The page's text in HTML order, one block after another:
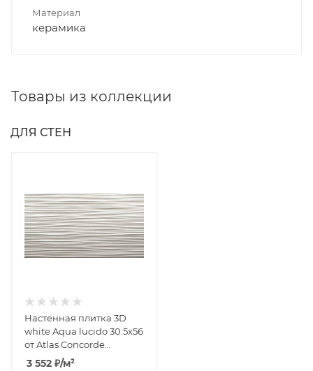
Материал
керамика
Товары из коллекции
ДЛЯ СТЕН
Настенная плитка 3D
white Aqua lucido 30.5x56
от Atlas Concorde
(Россия)
3 552 ₽/м²